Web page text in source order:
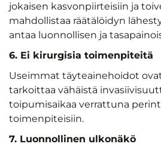
jokaisen kasvonpiirteisiin ja
mahdollistaa räätälöidyn
antaa luonnollisen ja
6. Ei kirurgisia toimenpiteitä
Useimmat täyteainehoidot
tarkoittaa vähäistä
toipumisaikaa verrattuna
toimenpiteisiin.
7. Luonnollinen ulkonäkö